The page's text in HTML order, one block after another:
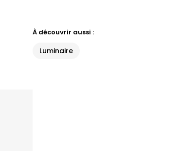
À découvrir aussi :
Luminaire